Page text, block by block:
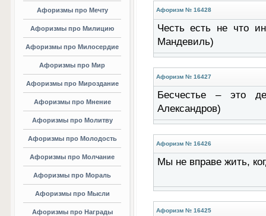
Афоризмы про Мечту
Афоризмы про Милицию
Афоризмы про Милосердие
Афоризмы про Мир
Афоризмы про Мироздание
Афоризмы про Мнение
Афоризмы про Молитву
Афоризмы про Молодость
Афоризмы про Молчание
Афоризмы про Мораль
Афоризмы про Мысли
Афоризмы про Награды
Афоризм № 16428
Честь есть не что
Мандевиль)
Афоризм № 16427
Бесчестье – это
Александров)
Афоризм № 16426
Мы не вправе жить,
Афоризм № 16425